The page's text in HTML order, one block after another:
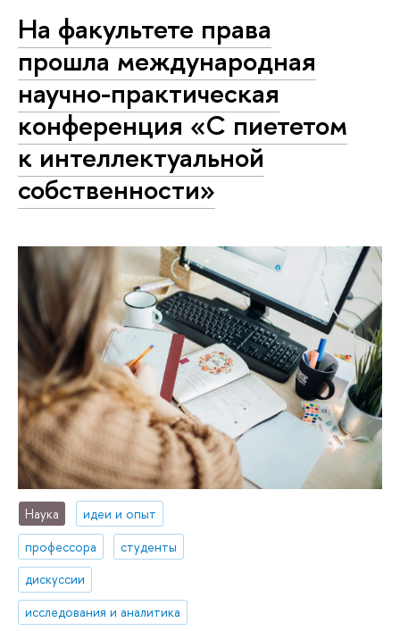
На факультете права
прошла международная
научно-практическая
конференция «С пиететом
к интеллектуальной
собственности»
Наука
идеи и опыт
профессора
студенты
дискуссии
исследования и аналитика